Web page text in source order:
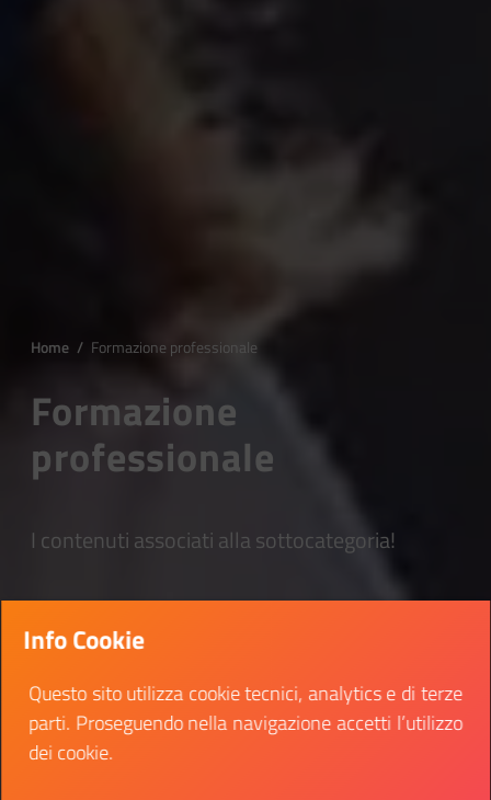
Home / Formazione professionale
Formazione
professionale
I contenuti associati alla sottocategoria!
Info Cookie
Questo sito utilizza cookie tecnici, analytics e di terze
parti. Proseguendo nella navigazione accetti l’utilizzo
dei cookie.